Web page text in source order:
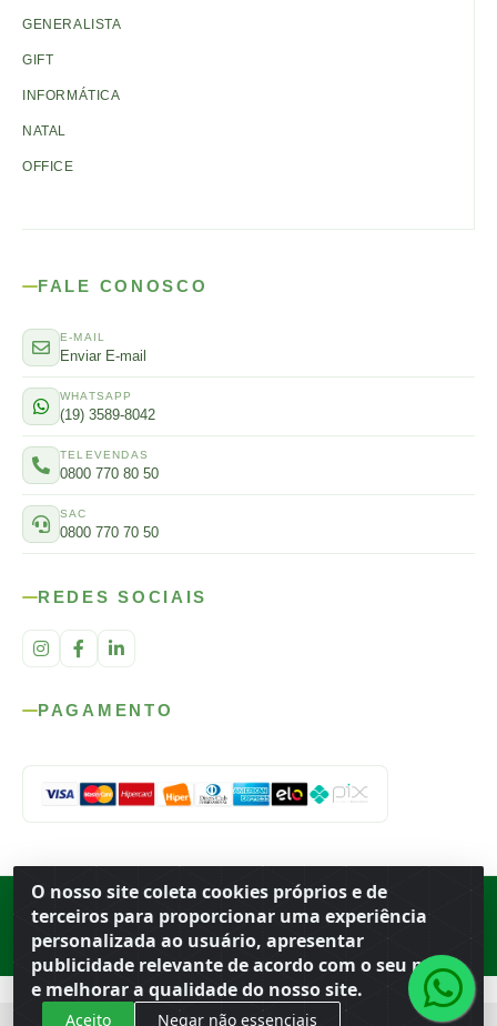
O nosso site coleta cookies próprios e de
terceiros para proporcionar uma experiência
personalizada ao usuário, apresentar
publicidade relevante de acordo com o seu perfil
e melhorar a qualidade do nosso site.
Aceito Negar não essenciais
GENERALISTA
GIFT
INFORMÁTICA
NATAL
OFFICE
FALE CONOSCO
E-MAIL
Enviar E-mail
WHATSAPP
(19) 3589-8042
TELEVENDAS
0800 770 80 50
SAC
0800 770 70 50
REDES SOCIAIS
PAGAMENTO
Porto Ferreira ·BR
13.669-899· CNPJ 56.679.863/0001-91
© 2026 Atacado Ideal